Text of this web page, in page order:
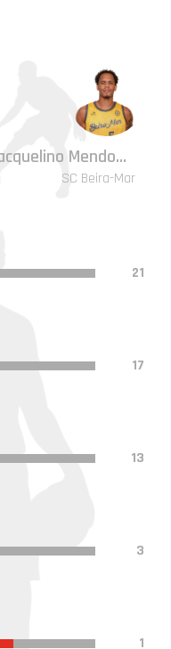
Jacquelino Mendonça
SC Beira-Mar
21
17
13
3
1